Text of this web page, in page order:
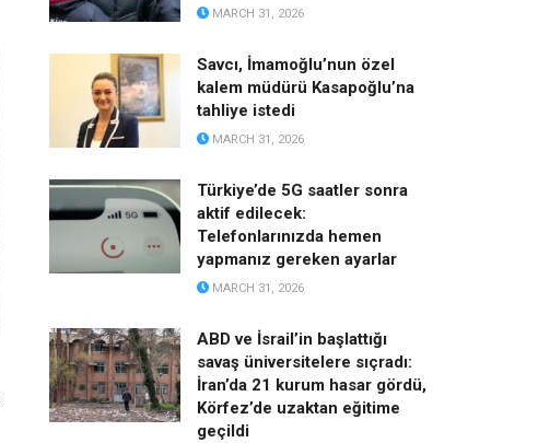
MARCH 31, 2026
Savcı, İmamoğlu’nun özel
kalem müdürü Kasapoğlu’na
tahliye istedi
MARCH 31, 2026
Türkiye’de 5G saatler sonra
aktif edilecek:
Telefonlarınızda hemen
yapmanız gereken ayarlar
MARCH 31, 2026
ABD ve İsrail’in başlattığı
savaş üniversitelere sıçradı:
İran’da 21 kurum hasar gördü,
Körfez’de uzaktan eğitime
geçildi